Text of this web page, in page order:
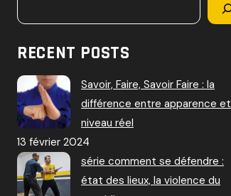
RECENT POSTS
Savoir, Faire, Savoir Faire : la
différence entre apparence et
niveau réel
13 février 2024
série comment se défendre :
état des lieux, la violence du